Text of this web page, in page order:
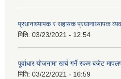
प्रधानाध्यापक र सहायक प्रधानाध्यापक
मिति: 03/23/2021 - 12:54
पूर्वाधार योजनामा खर्च गर्ने रकम बजेट
मिति: 03/22/2021 - 16:59